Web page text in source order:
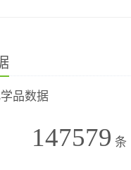
品数据
147579 条